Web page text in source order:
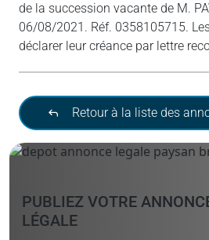
de la succession vacante de M.
06/08/2021. Réf. 0358105715.
déclarer leur créance par lettre
Retour à la liste des
PUBLIEZ VOTRE
LÉGALE